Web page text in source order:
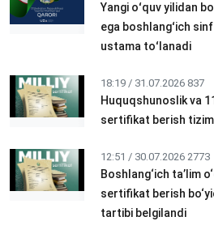
Yangi oʻquv yilidan
ega boshlangʻich
ustama toʻlanadi
18:19 / 31.07.2026 837
Huquqshunoslik va
sertifikat berish
12:51 / 30.07.2026 2773
Boshlang‘ich ta’lim
sertifikat berish
tartibi belgilandi